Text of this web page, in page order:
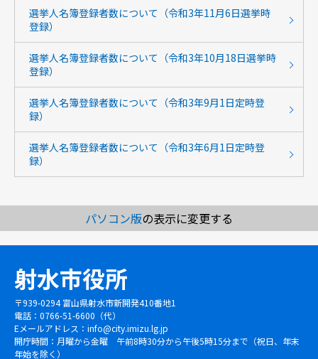
選挙人名簿登録者数について（令和3年11月6日選挙時
登録）
選挙人名簿登録者数について（令和3年10月18日選挙時
登録）
選挙人名簿登録者数について（令和3年9月1日定時登
録）
選挙人名簿登録者数について（令和3年6月1日定時登
録）
パソコン版の表示に変更する
射水市役所
〒939-0294 富山県射水市新開発410番地1
電話：0766-51-6600（代）
Eメールアドレス： info@city.imizu.lg.jp
開庁時間：月曜から金曜 午前8時30分から午後5時15分まで（祝日、年末
年始を除く）